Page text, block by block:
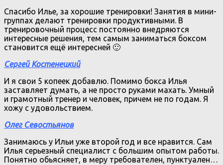
Спасибо Илье, за хорошие тренировки! Занятия в мини-
группах делают тренировки продуктивными. В
тренировочный процесс постоянно внедряются
интересные решения, тем самым заниматься боксом
становится ещё интересней 🙂
Сергей Костенецкий
И я свои 5 копеек добавлю. Помимо бокса Илья
заставляет думать, а не просто руками махать. Умный
и грамотный тренер и человек, причем не по годам. Я
хожу с удовольствием.
Олег Севостьянов
Занимаюсь у Ильи уже второй год и все нравится. Сам
Илья серьезный специалист с большим опытом работы.
Понятно обьясняет, в меру требователен, пунктуален…